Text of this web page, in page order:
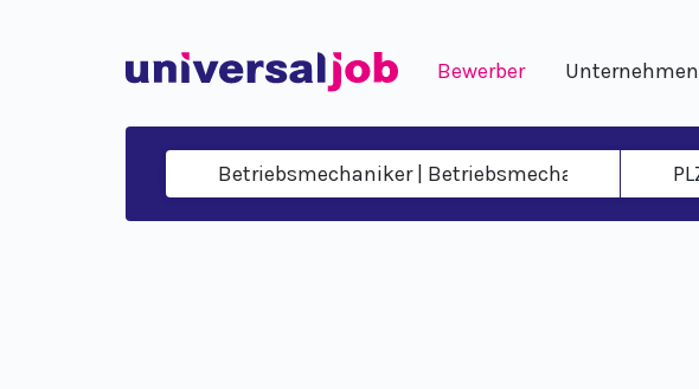
Bewerber Unternehmen